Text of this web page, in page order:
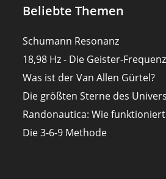
Beliebte Themen
Schumann Resonanz
18,98 Hz - Die Geister-
Was ist der Van Allen Gürtel?
Die größten Sterne des
Randonautica: Wie
Die 3-6-9 Methode